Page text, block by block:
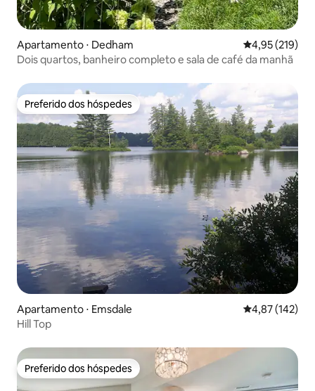
Apartamento ⋅ Dedham 4,95 de uma
4,95 (219)
Dois quartos, banheiro completo e sala de café da manhã
Preferido dos hóspedes
Preferido dos hóspedes
Apartamento ⋅ Emsdale 4,87 de uma
4,87 (142)
Hill Top
Preferido dos hóspedes
Preferido dos hóspedes